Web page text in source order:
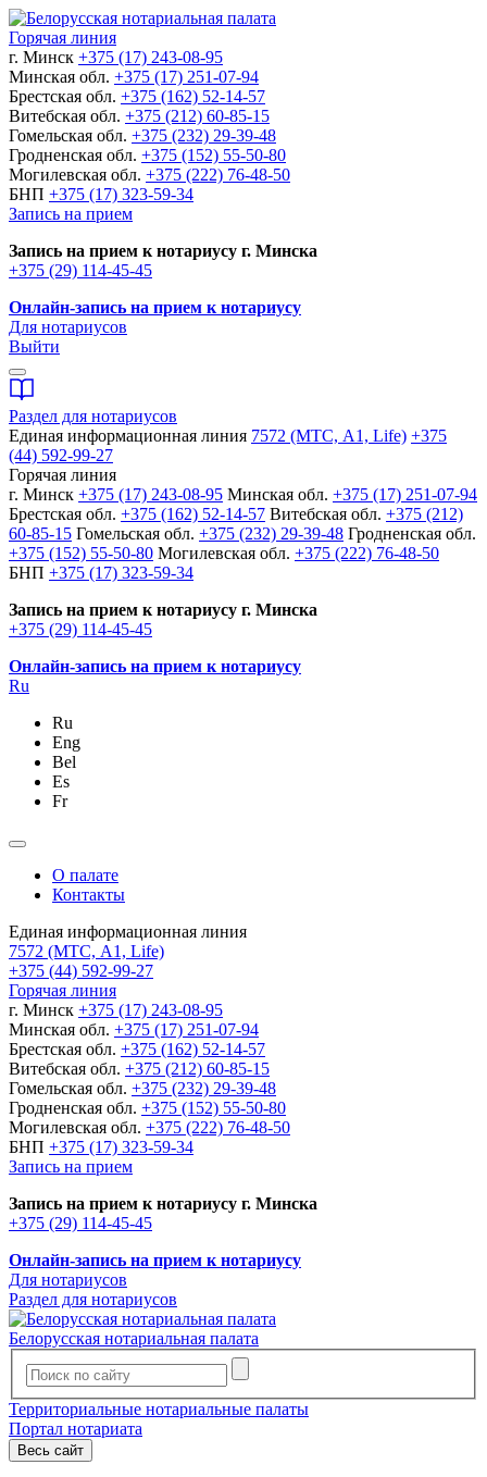
Горячая линия
г. Минск +375 (17) 243-08-95
Минская обл. +375 (17) 251-07-94
Брестская обл. +375 (162) 52-14-57
Витебская обл. +375 (212) 60-85-15
Гомельская обл. +375 (232) 29-39-48
Гродненская обл. +375 (152) 55-50-80
Могилевская обл. +375 (222) 76-48-50
БНП +375 (17) 323-59-34
Запись на прием
Запись на прием к нотариусу г. Минска
+375 (29) 114-45-45
Онлайн-запись на прием к нотариусу
Для нотариусов
Выйти
Раздел для нотариусов
Единая информационная линия 7572 (МТС, A1, Life) +375
(44) 592-99-27
Горячая линия
г. Минск +375 (17) 243-08-95 Минская обл. +375 (17) 251-07-94
Брестская обл. +375 (162) 52-14-57 Витебская обл. +375 (212)
60-85-15 Гомельская обл. +375 (232) 29-39-48 Гродненская обл.
+375 (152) 55-50-80 Могилевская обл. +375 (222) 76-48-50
БНП +375 (17) 323-59-34
Запись на прием к нотариусу г. Минска
+375 (29) 114-45-45
Онлайн-запись на прием к нотариусу
Ru
Ru
Eng
Bel
Es
Fr
О палате
Контакты
Единая информационная линия
7572 (МТС, A1, Life)
+375 (44) 592-99-27
Горячая линия
г. Минск +375 (17) 243-08-95
Минская обл. +375 (17) 251-07-94
Брестская обл. +375 (162) 52-14-57
Витебская обл. +375 (212) 60-85-15
Гомельская обл. +375 (232) 29-39-48
Гродненская обл. +375 (152) 55-50-80
Могилевская обл. +375 (222) 76-48-50
БНП +375 (17) 323-59-34
Запись на прием
Запись на прием к нотариусу г. Минска
+375 (29) 114-45-45
Онлайн-запись на прием к нотариусу
Для нотариусов
Раздел для нотариусов
Белорусская нотариальная палата
Территориальные нотариальные палаты
Портал нотариата
Весь сайт